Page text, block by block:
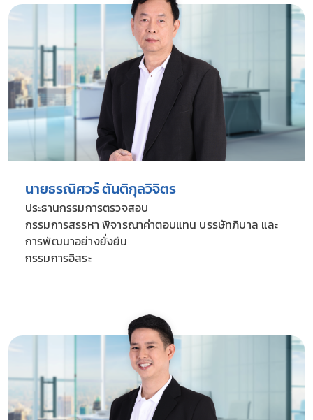
นายธรณิศวร์ ตันติกุลวิจิตร
ประธานกรรมการตรวจสอบ
กรรมการสรรหา พิจารณาค่าตอบแทน บรรษัทภิบาล และ
การพัฒนาอย่างยั่งยืน
กรรมการอิสระ